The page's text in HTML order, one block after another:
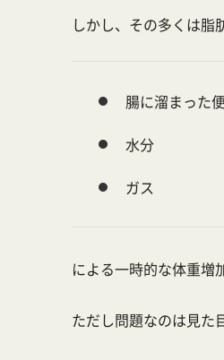
しかし、その多くは脂
腸に溜まった便
水分
ガス
による一時的な体重増
ただし問題なのは見た